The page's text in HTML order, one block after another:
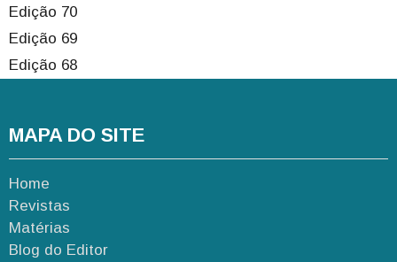
Edição 70
Edição 69
Edição 68
MAPA DO SITE
Home
Revistas
Matérias
Blog do Editor